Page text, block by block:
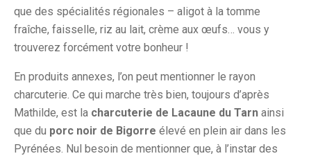
que des spécialités régionales – aligot à la tomme
fraîche, faisselle, riz au lait, crème aux œufs… vous y
trouverez forcément votre bonheur !
En produits annexes, l’on peut mentionner le rayon
charcuterie. Ce qui marche très bien, toujours d’après
Mathilde, est la charcuterie de Lacaune du Tarn ainsi
que du porc noir de Bigorre élevé en plein air dans les
Pyrénées. Nul besoin de mentionner que, à l’instar des